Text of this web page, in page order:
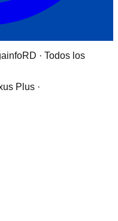
· Todos los
Plus ·